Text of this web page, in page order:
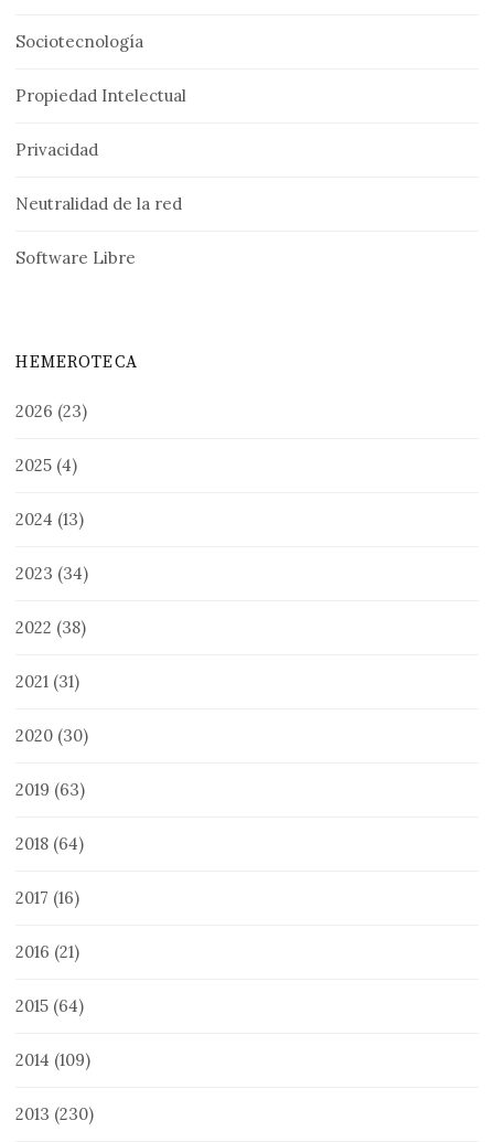
Sociotecnología
Propiedad Intelectual
Privacidad
Neutralidad de la red
Software Libre
HEMEROTECA
2026 (23)
2025 (4)
2024 (13)
2023 (34)
2022 (38)
2021 (31)
2020 (30)
2019 (63)
2018 (64)
2017 (16)
2016 (21)
2015 (64)
2014 (109)
2013 (230)